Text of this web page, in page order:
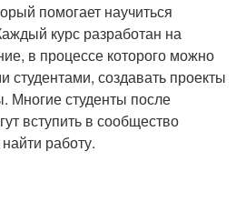
помогает научиться
курс разработан на
в процессе которого можно
студентами, создавать проекты
Многие студенты после
вступить в сообщество
работу.